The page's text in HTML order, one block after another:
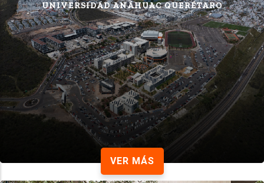
UNIVERSIDAD ANÁHUAC QUERÉTARO
VER MÁS